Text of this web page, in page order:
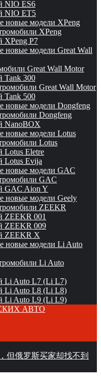
NIO ES6
NIO ET5
новые модели XPeng
XPeng
XPeng P7
новые модели Great Wall
Great Wall Motor
Tank 300
Great Wall Motor
Tank 500
новые модели Dongfeng
Dongfeng
NanoBOX
новые модели Lotus
Lotus
Lotus Eletre
Lotus Evija
новые модели GAC
GAC
GAC Aion Y
новые модели Geely
ZEEKR
ZEEKR 001
ZEEKR 009
ZEEKR X
новые модели Li Auto
Li Auto
Li Auto L7 (Li L7)
Li Auto L8 (Li L8)
Li Auto L9 (Li L9)
АВТО
但俄罗斯买家却找不到